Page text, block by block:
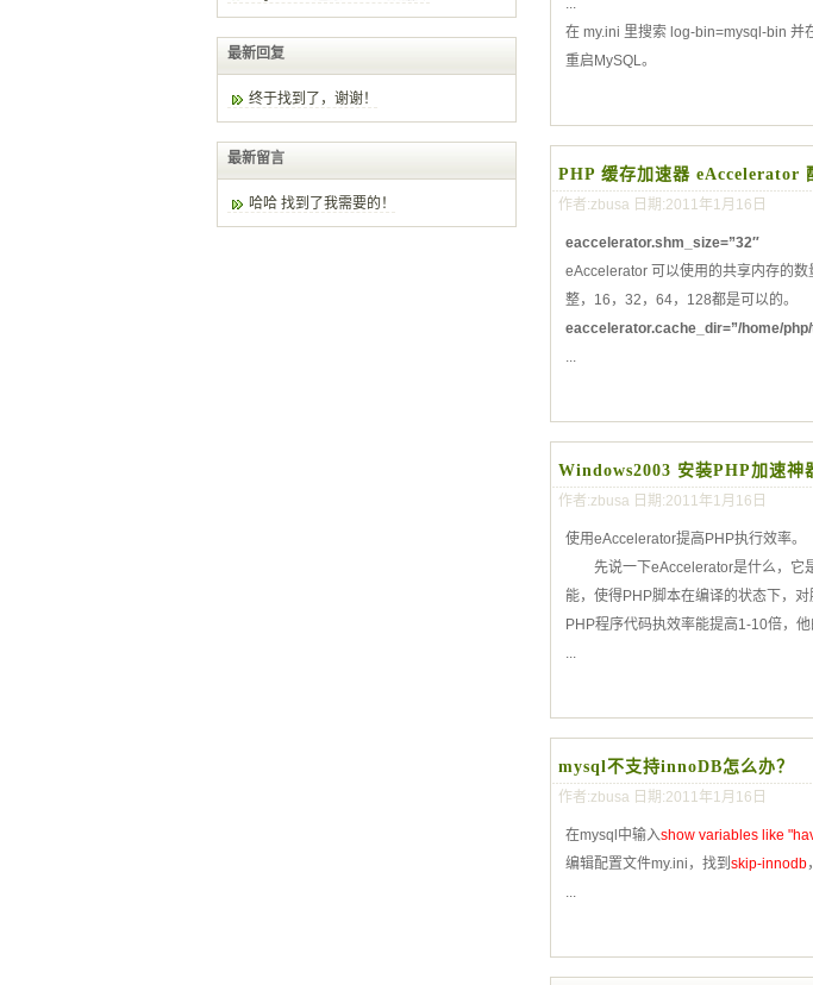
...
在 my.ini 里搜索 log-bin=mysql-bin 并
重启MySQL。
PHP 缓存加速器 eAccelerator
作者:zbusa 日期:2011年1月16日
eaccelerator.shm_size=”32″
eAccelerator 可以使用的共享内存的数
整，16，32，64，128都是可以的。
eaccelerator.cache_dir=”/home/
...
Windows2003 安装PHP加速神
作者:zbusa 日期:2011年1月16日
使用eAccelerator提高PHP执行效率。
先说一下eAccelerator是什么，它是
能，使得PHP脚本在编译的状态下，
PHP程序代码执效率能提高1-10倍，
...
mysql不支持innoDB怎么办？
作者:zbusa 日期:2011年1月16日
在mysql中输入show variables like
编辑配置文件my.ini，找到 skip-innodb，
...
最新回复
终于找到了，谢谢！
最新留言
哈哈 找到了我需要的！